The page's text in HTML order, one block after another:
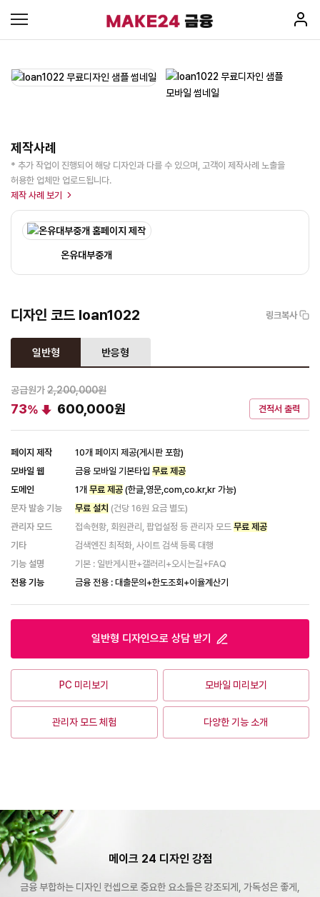
제작사례
* 추가 작업이 진행되어 해당 디자인과 다를 수 있으며, 고객이 제작사례 노출을
허용한 업체만 업로드됩니다.
제작 사례 보기
온유대부중개
디자인 코드 loan1022 링크복사
일반형 반응형
공급원가2,200,000원
73% 600,000원 견적서 출력
페이지 제작
10개 페이지 제공(게시판 포함)
모바일 웹
금융 모바일 기본타입 무료 제공
도메인
1개 무료 제공 (한글,영문,com,co.kr,kr 가능)
문자 발송 기능
무료 설치 (건당 16원 요금 별도)
관리자 모드
접속현황, 회원관리, 팝업설정 등 관리자 모드 무료 제공
기타
검색엔진 최적화, 사이트 검색 등록 대행
기능 설명
기본 : 일반게시판+갤러리+오시는길+FAQ
전용 기능
금융 전용 : 대출문의+한도조회+이율계산기
일반형 디자인으로 상담 받기
PC 미리보기 모바일 미리보기
관리자 모드 체험 다양한 기능 소개
메이크 24 디자인 강점
금융 부합하는 디자인 컨셉으로 중요한 요소들은 강조되게, 가독성은 좋게,